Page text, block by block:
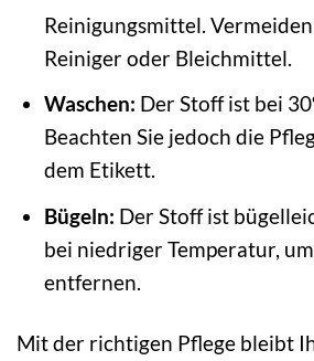
Reinigungsmittel.
Reiniger oder Bleichmittel.
Waschen: Der Stoff ist bei
Beachten Sie jedoch die
dem Etikett.
Bügeln: Der Stoff ist
bei niedriger Temperatur,
entfernen.
Mit der richtigen Pflege bleibt